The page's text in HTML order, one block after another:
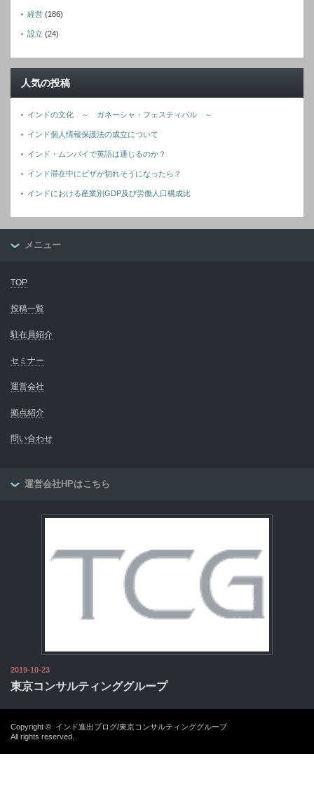
経営 (186)
設立 (24)
人気の投稿
インドの文化 ～ ガネーシャ・フェスティバル ～
インド個人情報保護法の成立について
インド・ムンバイで英語は通じるのか？
インド滞在中にビザが切れそうになったら？
インドにおける産業別GDP及び労働人口構成比
メニュー
TOP
投稿一覧
駐在員紹介
セミナー
運営会社
拠点紹介
問い合わせ
運営会社HPはこちら
2019-10-23
東京コンサルティンググループ
Copyright © インド進出ブログ/東京コンサルティンググループ
All rights reserved.